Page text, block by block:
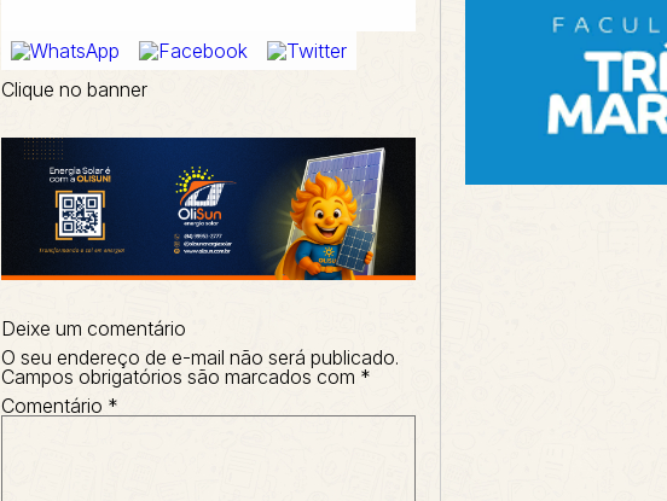
Clique no banner
Deixe um comentário
O seu endereço de e-mail não será publicado.
Campos obrigatórios são marcados com *
Comentário *